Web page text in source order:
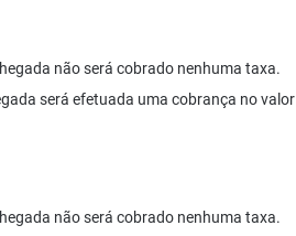
não será cobrado nenhuma taxa.
será efetuada uma cobrança no valor
não será cobrado nenhuma taxa.